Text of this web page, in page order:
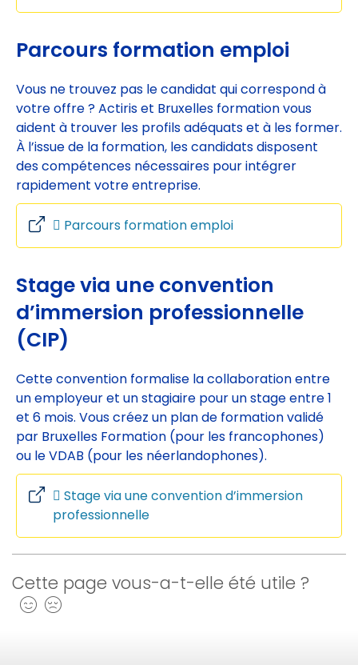
Parcours formation emploi
Vous ne trouvez pas le candidat qui correspond à
votre offre ? Actiris et Bruxelles formation vous
aident à trouver les profils adéquats et à les former.
À l’issue de la formation, les candidats disposent
des compétences nécessaires pour intégrer
rapidement votre entreprise.
Parcours formation emploi
Stage via une convention
d’immersion professionnelle
(CIP)
Cette convention formalise la collaboration entre
un employeur et un stagiaire pour un stage entre 1
et 6 mois. Vous créez un plan de formation validé
par Bruxelles Formation (pour les francophones)
ou le VDAB (pour les néerlandophones).
Stage via une convention d’immersion
professionnelle
Cette page vous-a-t-elle été utile ?
Oui